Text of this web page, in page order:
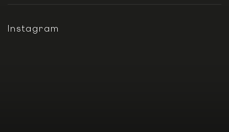
Instagram